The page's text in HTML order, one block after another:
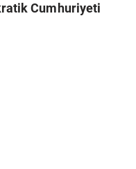
Cumhuriyeti